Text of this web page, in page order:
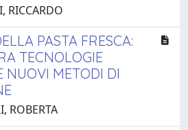
RICCARDO
PASTA FRESCA:
TECNOLOGIE
NUOVI METODI DI
ROBERTA